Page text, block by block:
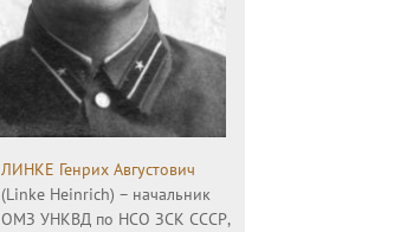
ЛИНКЕ Генрих Августович
(Linke Heinrich) – начальник
ОМЗ УНКВД по НСО ЗСК СССР,